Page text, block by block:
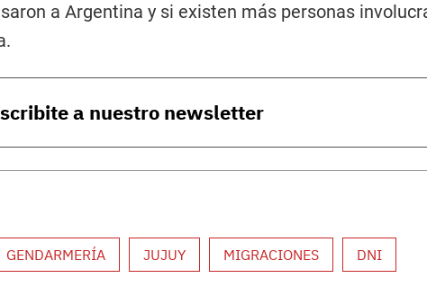
a Argentina y si existen más personas
a nuestro newsletter
GENDARMERÍA JUJUY MIGRACIONES DNI